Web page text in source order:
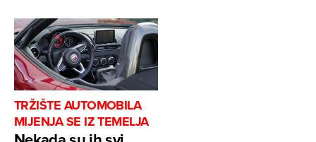
TRŽIŠTE AUTOMOBILA
MIJENJA SE IZ TEMELJA